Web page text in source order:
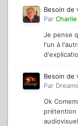
Besoin de
Par Charlie
Je pense
l'un à
Besoin de
Par
Ok
prétention